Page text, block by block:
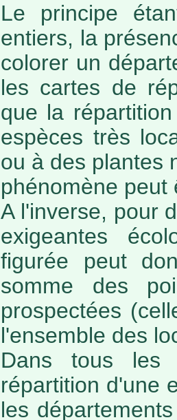
Le principe
entiers, la
colorer un
les cartes de
que la
espèces très
ou à des plantes
phénomène peut
A l'inverse, pour
exigeantes
figurée peut
somme des
prospectées
l'ensemble des
Dans tous les
répartition d'une
les